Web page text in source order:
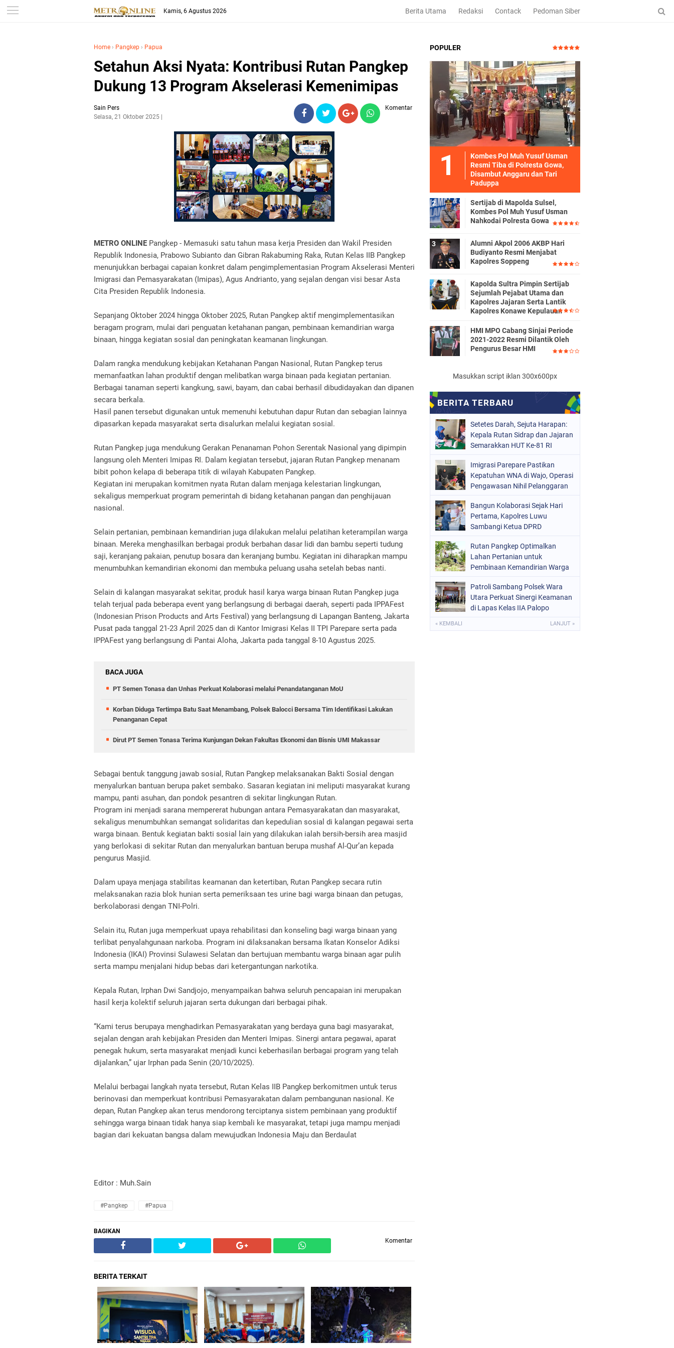
Kamis, 6 Agustus 2026 Berita Utama Redaksi Contack Pedoman Siber
Home › Pangkep › Papua
Setahun Aksi Nyata: Kontribusi Rutan Pangkep
Dukung 13 Program Akselerasi Kemenimipas
Sain Pers
Selasa, 21 Oktober 2025
Komentar
METRO ONLINE Pangkep - Memasuki satu tahun masa kerja Presiden dan Wakil Presiden
Republik Indonesia, Prabowo Subianto dan Gibran Rakabuming Raka, Rutan Kelas IIB Pangkep
menunjukkan berbagai capaian konkret dalam pengimplementasian Program Akselerasi Menteri
Imigrasi dan Pemasyarakatan (Imipas), Agus Andrianto, yang sejalan dengan visi besar Asta
Cita Presiden Republik Indonesia.
Sepanjang Oktober 2024 hingga Oktober 2025, Rutan Pangkep aktif mengimplementasikan
beragam program, mulai dari penguatan ketahanan pangan, pembinaan kemandirian warga
binaan, hingga kegiatan sosial dan peningkatan keamanan lingkungan.
Dalam rangka mendukung kebijakan Ketahanan Pangan Nasional, Rutan Pangkep terus
memanfaatkan lahan produktif dengan melibatkan warga binaan pada kegiatan pertanian.
Berbagai tanaman seperti kangkung, sawi, bayam, dan cabai berhasil dibudidayakan dan dipanen
secara berkala.
Hasil panen tersebut digunakan untuk memenuhi kebutuhan dapur Rutan dan sebagian lainnya
dipasarkan kepada masyarakat serta disalurkan melalui kegiatan sosial.
Rutan Pangkep juga mendukung Gerakan Penanaman Pohon Serentak Nasional yang dipimpin
langsung oleh Menteri Imipas RI. Dalam kegiatan tersebut, jajaran Rutan Pangkep menanam
bibit pohon kelapa di beberapa titik di wilayah Kabupaten Pangkep.
Kegiatan ini merupakan komitmen nyata Rutan dalam menjaga kelestarian lingkungan,
sekaligus memperkuat program pemerintah di bidang ketahanan pangan dan penghijauan
nasional.
Selain pertanian, pembinaan kemandirian juga dilakukan melalui pelatihan keterampilan warga
binaan. Mereka menghasilkan berbagai produk berbahan dasar lidi dan bambu seperti tudung
saji, keranjang pakaian, penutup bosara dan keranjang bumbu. Kegiatan ini diharapkan mampu
menumbuhkan kemandirian ekonomi dan membuka peluang usaha setelah bebas nanti.
Selain di kalangan masyarakat sekitar, produk hasil karya warga binaan Rutan Pangkep juga
telah terjual pada beberapa event yang berlangsung di berbagai daerah, seperti pada IPPAFest
(Indonesian Prison Products and Arts Festival) yang berlangsung di Lapangan Banteng, Jakarta
Pusat pada tanggal 21-23 April 2025 dan di Kantor Imigrasi Kelas II TPI Parepare serta pada
IPPAFest yang berlangsung di Pantai Aloha, Jakarta pada tanggal 8-10 Agustus 2025.
BACA JUGA
PT Semen Tonasa dan Unhas Perkuat Kolaborasi melalui Penandatanganan MoU
Korban Diduga Tertimpa Batu Saat Menambang, Polsek Balocci Bersama Tim Identifikasi Lakukan
Penanganan Cepat
Dirut PT Semen Tonasa Terima Kunjungan Dekan Fakultas Ekonomi dan Bisnis UMI Makassar
Sebagai bentuk tanggung jawab sosial, Rutan Pangkep melaksanakan Bakti Sosial dengan
menyalurkan bantuan berupa paket sembako. Sasaran kegiatan ini meliputi masyarakat kurang
mampu, panti asuhan, dan pondok pesantren di sekitar lingkungan Rutan.
Program ini menjadi sarana mempererat hubungan antara Pemasyarakatan dan masyarakat,
sekaligus menumbuhkan semangat solidaritas dan kepedulian sosial di kalangan pegawai serta
warga binaan. Bentuk kegiatan bakti sosial lain yang dilakukan ialah bersih-bersih area masjid
yang berlokasi di sekitar Rutan dan menyalurkan bantuan berupa mushaf Al-Qur’an kepada
pengurus Masjid.
Dalam upaya menjaga stabilitas keamanan dan ketertiban, Rutan Pangkep secara rutin
melaksanakan razia blok hunian serta pemeriksaan tes urine bagi warga binaan dan petugas,
berkolaborasi dengan TNI-Polri.
Selain itu, Rutan juga memperkuat upaya rehabilitasi dan konseling bagi warga binaan yang
terlibat penyalahgunaan narkoba. Program ini dilaksanakan bersama Ikatan Konselor Adiksi
Indonesia (IKAI) Provinsi Sulawesi Selatan dan bertujuan membantu warga binaan agar pulih
serta mampu menjalani hidup bebas dari ketergantungan narkotika.
Kepala Rutan, Irphan Dwi Sandjojo, menyampaikan bahwa seluruh pencapaian ini merupakan
hasil kerja kolektif seluruh jajaran serta dukungan dari berbagai pihak.
“Kami terus berupaya menghadirkan Pemasyarakatan yang berdaya guna bagi masyarakat,
sejalan dengan arah kebijakan Presiden dan Menteri Imipas. Sinergi antara pegawai, aparat
penegak hukum, serta masyarakat menjadi kunci keberhasilan berbagai program yang telah
dijalankan,” ujar Irphan pada Senin (20/10/2025).
Melalui berbagai langkah nyata tersebut, Rutan Kelas IIB Pangkep berkomitmen untuk terus
berinovasi dan memperkuat kontribusi Pemasyarakatan dalam pembangunan nasional. Ke
depan, Rutan Pangkep akan terus mendorong terciptanya sistem pembinaan yang produktif
sehingga warga binaan tidak hanya siap kembali ke masyarakat, tetapi juga mampu menjadi
bagian dari kekuatan bangsa dalam mewujudkan Indonesia Maju dan Berdaulat
Editor : Muh.Sain
#Pangkep #Papua
BAGIKAN
Komentar
BERITA TERKAIT
POPULER
Kombes Pol Muh Yusuf Usman
Resmi Tiba di Polresta Gowa,
Disambut Anggaru dan Tari
Paduppa
Sertijab di Mapolda Sulsel,
Kombes Pol Muh Yusuf Usman
Nahkodai Polresta Gowa
Alumni Akpol 2006 AKBP Hari
Budiyanto Resmi Menjabat
Kapolres Soppeng
Kapolda Sultra Pimpin Sertijab
Sejumlah Pejabat Utama dan
Kapolres Jajaran Serta Lantik
Kapolres Konawe Kepulauan
HMI MPO Cabang Sinjai Periode
2021-2022 Resmi Dilantik Oleh
Pengurus Besar HMI
Masukkan script iklan 300x600px
Setetes Darah, Sejuta Harapan:
Kepala Rutan Sidrap dan Jajaran
Semarakkan HUT Ke-81 RI
Imigrasi Parepare Pastikan
Kepatuhan WNA di Wajo, Operasi
Pengawasan Nihil Pelanggaran
Bangun Kolaborasi Sejak Hari
Pertama, Kapolres Luwu
Sambangi Ketua DPRD
Rutan Pangkep Optimalkan
Lahan Pertanian untuk
Pembinaan Kemandirian Warga
Patroli Sambang Polsek Wara
Utara Perkuat Sinergi Keamanan
di Lapas Kelas IIA Palopo
« KEMBALI LANJUT »